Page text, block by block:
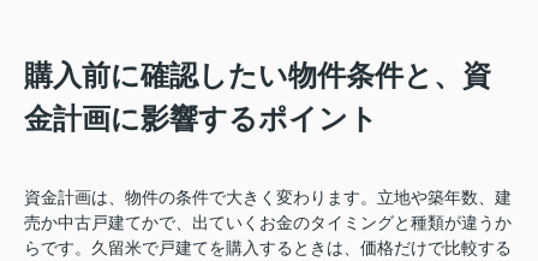
購入前に確認したい物件条件と、資
金計画に影響するポイント
資金計画は、物件の条件で大きく変わります。立地や築年数、建
売か中古戸建てかで、出ていくお金のタイミングと種類が違うか
らです。久留米で戸建てを購入するときは、価格だけで比較する